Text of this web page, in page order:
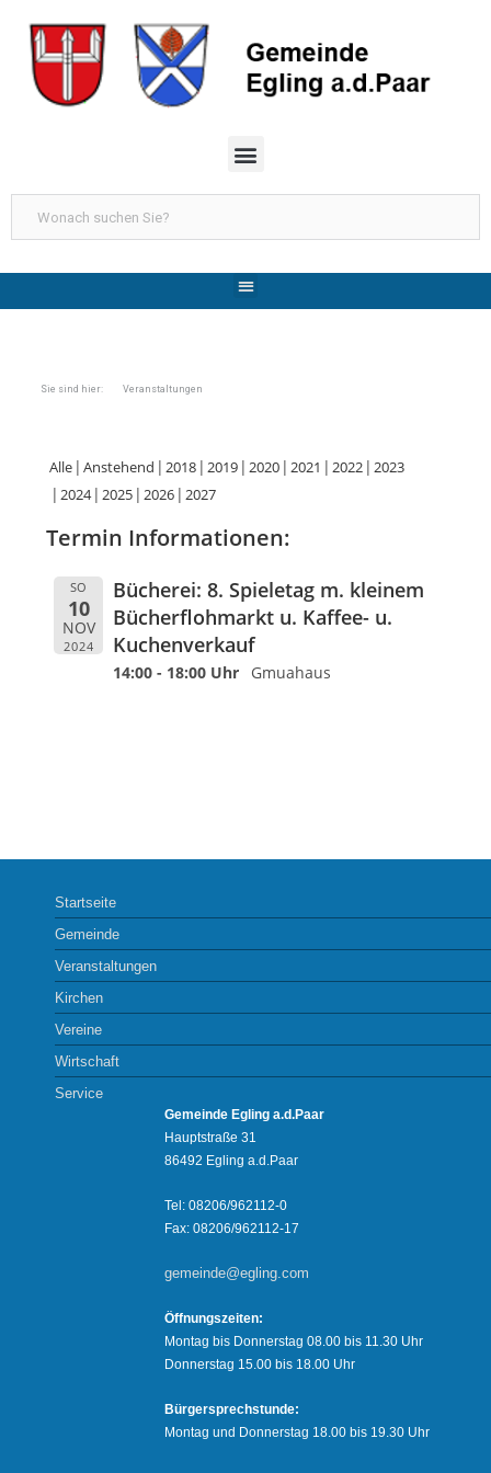
Sie sind hier: Veranstaltungen
Alle Anstehend 2018 2019 2020 2021 2022 2023
2024 2025 2026 2027
Termin Informationen:
SO
10
NOV
2024
Bücherei: 8. Spieletag m. kleinem
Bücherflohmarkt u. Kaffee- u.
Kuchenverkauf
14:00 - 18:00 Uhr Gmuahaus
Startseite
Gemeinde
Veranstaltungen
Kirchen
Vereine
Wirtschaft
Service
Gemeinde Egling a.d.Paar
Hauptstraße 31
86492 Egling a.d.Paar
Tel: 08206/962112-0
Fax: 08206/962112-17
gemeinde@egling.com
Öffnungszeiten:
Montag bis Donnerstag 08.00 bis 11.30 Uhr
Donnerstag 15.00 bis 18.00 Uhr
Bürgersprechstunde:
Montag und Donnerstag 18.00 bis 19.30 Uhr